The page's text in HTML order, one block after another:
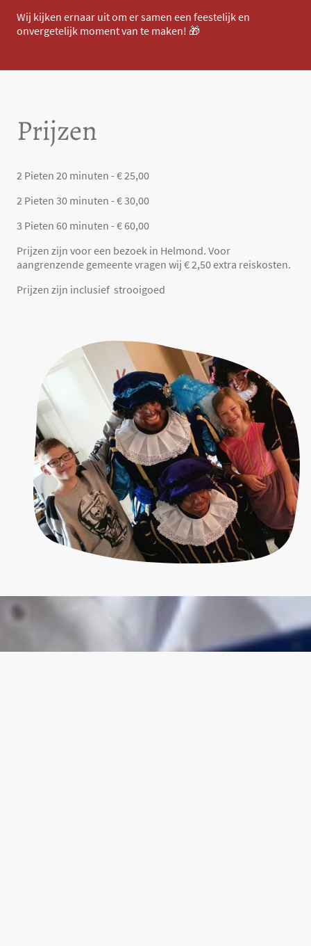
Wij kijken ernaar uit om er samen een feestelijk en
onvergetelijk moment van te maken! 🎁
Prijzen
2 Pieten 20 minuten - € 25,00
2 Pieten 30 minuten - € 30,00
3 Pieten 60 minuten - € 60,00
Prijzen zijn voor een bezoek in Helmond. Voor
aangrenzende gemeente vragen wij € 2,50 extra reiskosten.
Prijzen zijn inclusief strooigoed